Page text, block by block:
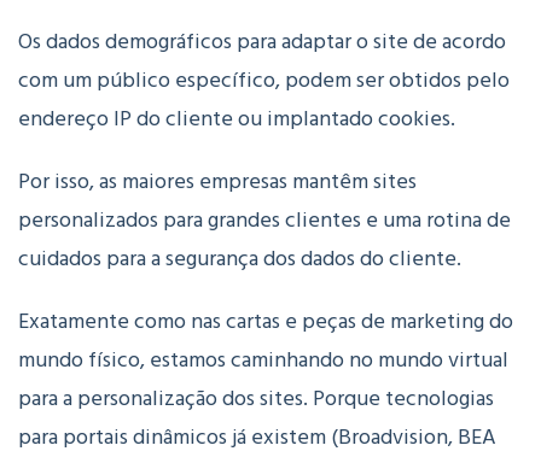
Os dados demográficos para adaptar o site de acordo
com um público específico, podem ser obtidos pelo
endereço IP do cliente ou implantado cookies.
Por isso, as maiores empresas mantêm sites
personalizados para grandes clientes e uma rotina de
cuidados para a segurança dos dados do cliente.
Exatamente como nas cartas e peças de marketing do
mundo físico, estamos caminhando no mundo virtual
para a personalização dos sites. Porque tecnologias
para portais dinâmicos já existem (Broadvision, BEA